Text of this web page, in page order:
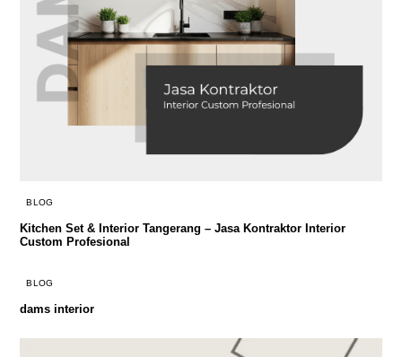
BLOG
Kitchen Set & Interior Tangerang – Jasa Kontraktor Interior
Custom Profesional
BLOG
dams interior